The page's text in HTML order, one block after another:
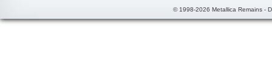
© 1998-2026 Metallica Remains -